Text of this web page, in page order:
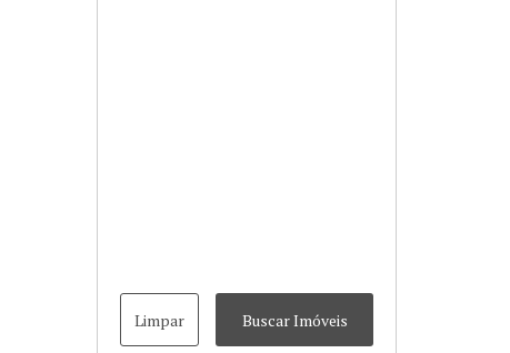
Limpar Buscar Imóveis